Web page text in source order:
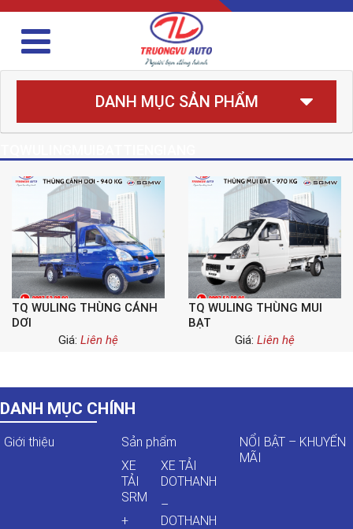
DANH MỤC SẢN PHẨM
TQ WULING THÙNG CÁNH
DƠI
Giá: Liên hệ
TQ WULING THÙNG MUI
BẠT
Giá: Liên hệ
DANH MỤC CHÍNH
Giới thiệu
Sản phẩm
XE
TẢI
SRM
+
XE TẢI
DOTHANH
–
DOTHANH
NỔI BẬT – KHUYẾN
MÃI